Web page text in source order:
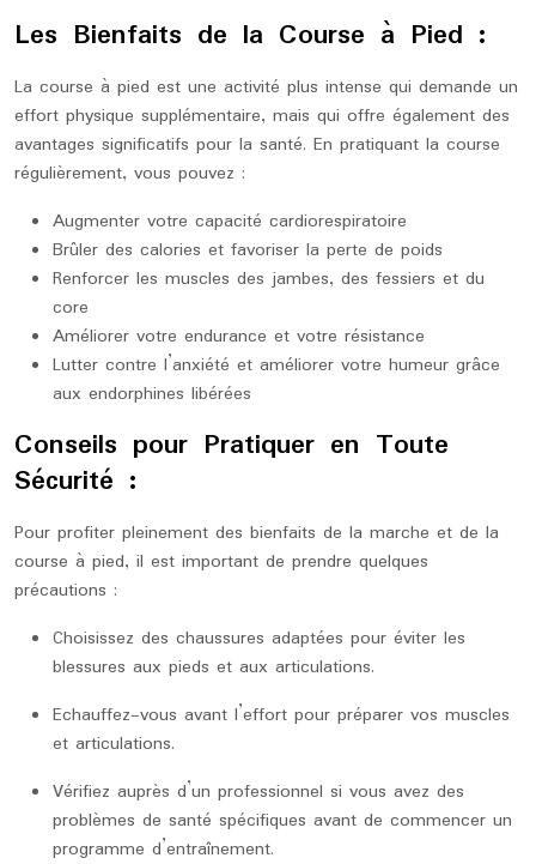
Les Bienfaits de la Course à Pied :
La course à pied est une activité plus intense qui demande un
effort physique supplémentaire, mais qui offre également des
avantages significatifs pour la santé. En pratiquant la course
régulièrement, vous pouvez :
Augmenter votre capacité cardiorespiratoire
Brûler des calories et favoriser la perte de poids
Renforcer les muscles des jambes, des fessiers et du
core
Améliorer votre endurance et votre résistance
Lutter contre l’anxiété et améliorer votre humeur grâce
aux endorphines libérées
Conseils pour Pratiquer en Toute
Sécurité :
Pour profiter pleinement des bienfaits de la marche et de la
course à pied, il est important de prendre quelques
précautions :
Choisissez des chaussures adaptées pour éviter les
blessures aux pieds et aux articulations.
Echauffez-vous avant l’effort pour préparer vos muscles
et articulations.
Vérifiez auprès d’un professionnel si vous avez des
problèmes de santé spécifiques avant de commencer un
programme d’entraînement.